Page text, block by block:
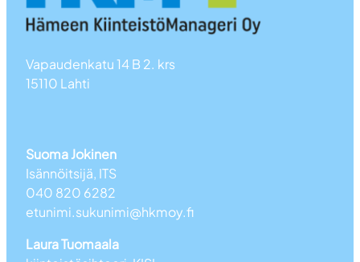
Vapaudenkatu 14 B 2. krs
15110 Lahti
Suoma Jokinen
Isännöitsijä, ITS
040 820 6282
etunimi.sukunimi@hkmoy.fi
Laura Tuomaala